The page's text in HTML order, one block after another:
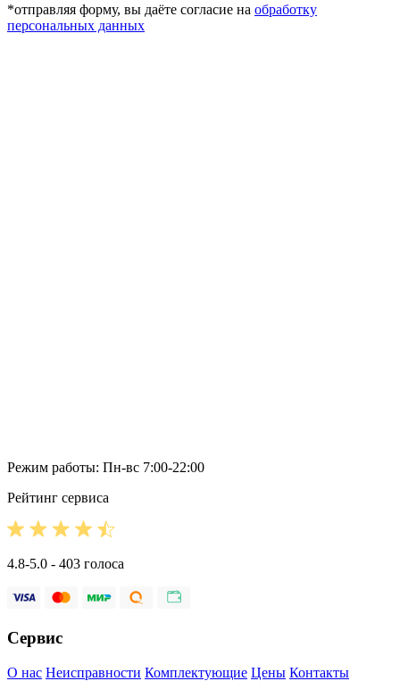
*отправляя форму, вы даёте согласие на обработку
персональных данных
Режим работы: Пн-вс 7:00-22:00
Рейтинг сервиса
4.8-5.0 - 403 голоса
Сервис
О нас Неисправности Комплектующие Цены Контакты